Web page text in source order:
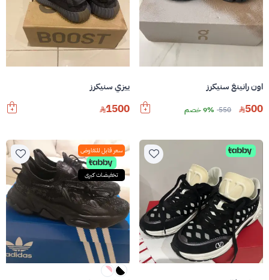
اون رانينغ سنيكرز
500
550 9% خصم
ييزي سنيكرز
1500
سعر قابل للتفاوض
تخفيضات كبرى